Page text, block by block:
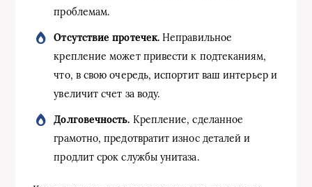
проблемам.
Отсутствие протечек. Неправильное
крепление может привести к подтеканиям,
что, в свою очередь, испортит ваш интерьер и
увеличит счет за воду.
Долговечность. Крепление, сделанное
грамотно, предотвратит износ деталей и
продлит срок службы унитаза.